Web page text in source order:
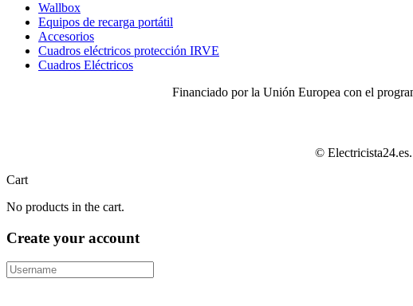
Wallbox
Equipos de recarga portátil
Accesorios
Cuadros eléctricos protección IRVE
Cuadros Eléctricos
Financiado por la Unión Europea con el
©
Cart
No products in the cart.
Create your account